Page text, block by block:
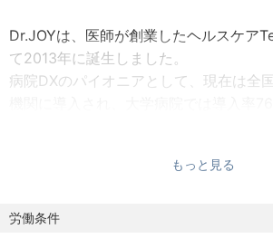
Dr.JOYは、医師が創業したヘルスケア
て2013年に誕生しました。
病院DXのパイオニアとして、現在は全
（Voicebot）、勤怠管理、院内コミュ
る業務」だけに向き合ったSaaSプロダ
もっと見る
労働条件